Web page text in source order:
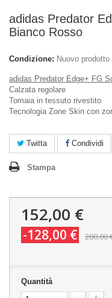
adidas Predator
Bianco Rosso
Condizione: Nuovo prodotto
adidas Predator Edge+ FG
Calzata regolare
Tomaia in tessuto rivestito
Tecnologia Zone Skin con
Twitta Condividi
Stampa
152,00 €
-128,00 € 280,00
Quantità